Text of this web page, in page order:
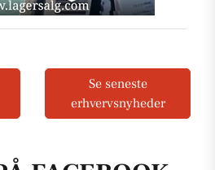
Se seneste
erhvervsnyheder